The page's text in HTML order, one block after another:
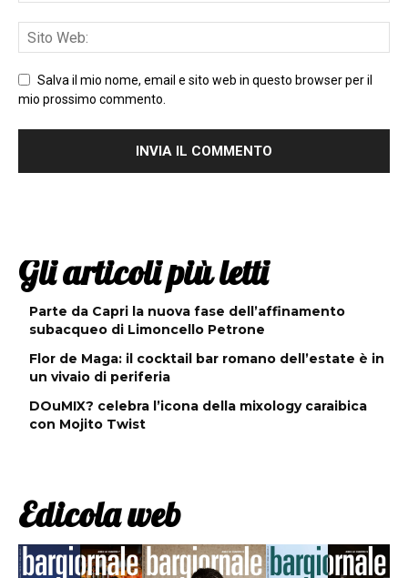
Salva il mio nome, email e sito web in questo browser per il
mio prossimo commento.
Gli articoli più letti
Parte da Capri la nuova fase dell’affinamento
subacqueo di Limoncello Petrone
Flor de Maga: il cocktail bar romano dell’estate è in
un vivaio di periferia
DOuMIX? celebra l’icona della mixology caraibica
con Mojito Twist
Edicola web